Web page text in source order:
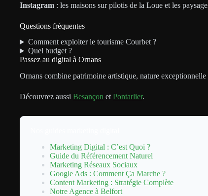
Instagram : les maisons sur pilotis de la Loue et les
Questions fréquentes
Comment exploiter le tourisme Courbet ?
Quel budget ?
Passez au digital à Ornans
Ornans combine patrimoine artistique, nature
Découvrez aussi Besançon et Pontarlier.
Marketing Digital : C’est Quoi ?
Guide du Référencement Naturel
Marketing Réseaux Sociaux
Google Ads : Comment Ça Marche ?
Content Marketing : Stratégie Complète
Notre Agence à Belfort